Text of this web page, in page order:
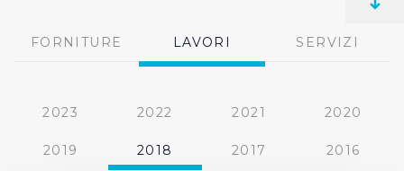
FORNITURE LAVORI SERVIZI
2023 2022 2021 2020
2019 2018 2017 2016